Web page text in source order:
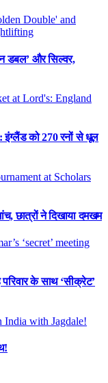
डबल’ और सिल्वर,
इंग्लैंड को 270 रनों से धूल
छात्रों ने दिखाया दमखम
के साथ ‘सीक्रेट’